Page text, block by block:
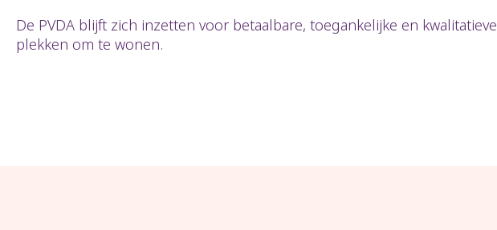
De PVDA blijft zich inzetten voor betaalbare, toegankelijke en
plekken om te wonen.